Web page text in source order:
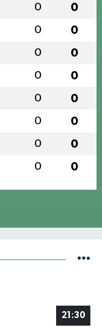
0 0
0 0
0 0
0 0
0 0
0 0
0 0
0 0
21:30